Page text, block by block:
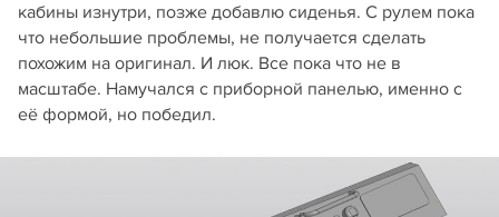
кабины изнутри, позже добавлю сиденья. С рулем пока
что небольшие проблемы, не получается сделать
похожим на оригинал. И люк. Все пока что не в
масштабе. Намучался с приборной панелью, именно с
её формой, но победил.